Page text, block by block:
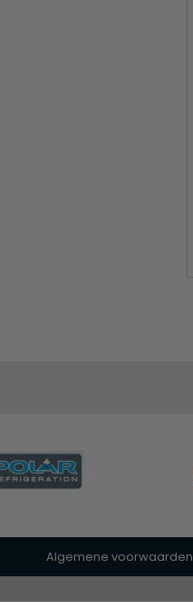
Algemene voorwaarden